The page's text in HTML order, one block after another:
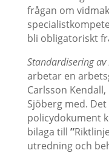
frågan om
bli obligatoriskt
Standardisering
arbetar en
Carlsson
Sjöberg med.
policydokument
bilaga till ”
utredning och